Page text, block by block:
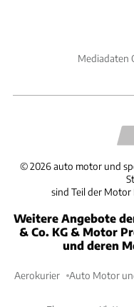
Mediadaten
©2026 auto motor und
sind Teil der Motor
Weitere Angebote
& Co. KG & Motor
und deren
Aerokurier Auto Motor